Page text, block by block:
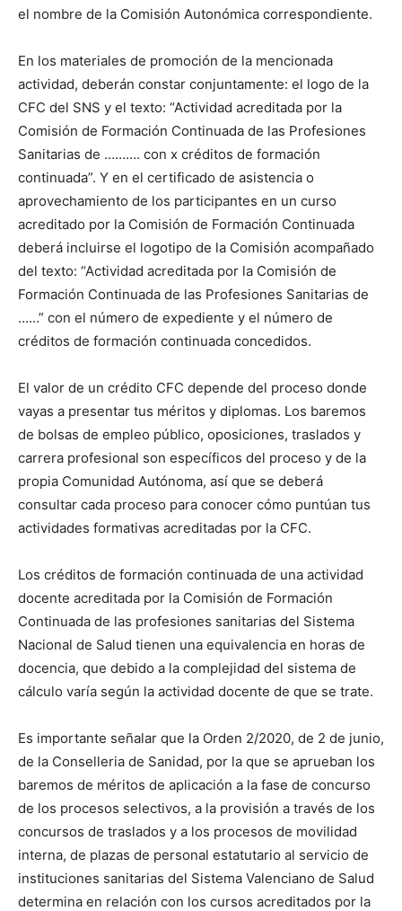
el nombre de la Comisión Autonómica correspondiente.
En los materiales de promoción de la mencionada
actividad, deberán constar conjuntamente: el logo de la
CFC del SNS y el texto: “Actividad acreditada por la
Comisión de Formación Continuada de las Profesiones
Sanitarias de ………. con x créditos de formación
continuada”. Y en el certificado de asistencia o
aprovechamiento de los participantes en un curso
acreditado por la Comisión de Formación Continuada
deberá incluirse el logotipo de la Comisión acompañado
del texto: “Actividad acreditada por la Comisión de
Formación Continuada de las Profesiones Sanitarias de
……” con el número de expediente y el número de
créditos de formación continuada concedidos.
El valor de un crédito CFC depende del proceso donde
vayas a presentar tus méritos y diplomas. Los baremos
de bolsas de empleo público, oposiciones, traslados y
carrera profesional son específicos del proceso y de la
propia Comunidad Autónoma, así que se deberá
consultar cada proceso para conocer cómo puntúan tus
actividades formativas acreditadas por la CFC.
Los créditos de formación continuada de una actividad
docente acreditada por la Comisión de Formación
Continuada de las profesiones sanitarias del Sistema
Nacional de Salud tienen una equivalencia en horas de
docencia, que debido a la complejidad del sistema de
cálculo varía según la actividad docente de que se trate.
Es importante señalar que la Orden 2/2020, de 2 de junio,
de la Conselleria de Sanidad, por la que se aprueban los
baremos de méritos de aplicación a la fase de concurso
de los procesos selectivos, a la provisión a través de los
concursos de traslados y a los procesos de movilidad
interna, de plazas de personal estatutario al servicio de
instituciones sanitarias del Sistema Valenciano de Salud
determina en relación con los cursos acreditados por la